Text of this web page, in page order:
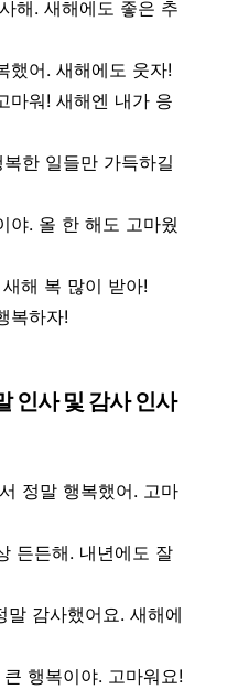
해. 새해에도 좋은 추
했어. 새해에도 웃자!
마워! 새해엔 내가 응
한 일들만 가득하길
야. 올 한 해도 고마웠
해 복 많이 받아!
복하자!
인사 및 감사 인사
정말 행복했어. 고마
든든해. 내년에도 잘
감사했어요. 새해에
행복이야. 고마워요!